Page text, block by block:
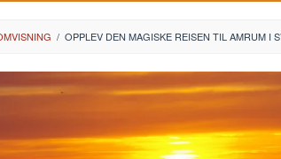
/ OPPLEV DEN MAGISKE REISEN TIL AMRUM I